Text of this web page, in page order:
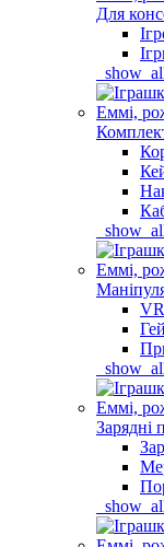
Для
VR
Зарядні